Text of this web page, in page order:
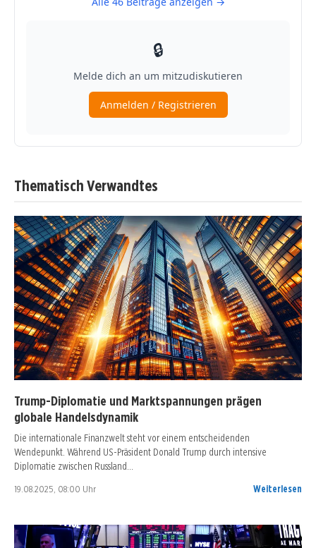
Thematisch Verwandtes
Trump-Diplomatie und Marktspannungen prägen
globale Handelsdynamik
Die internationale Finanzwelt steht vor einem entscheidenden
Wendepunkt. Während US-Präsident Donald Trump durch intensive
Diplomatie zwischen Russland…
19.08.2025, 08:00 Uhr Weiterlesen